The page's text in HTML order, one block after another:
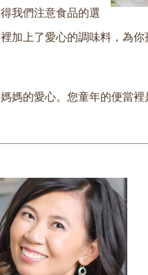
我們注意食品的選
加上了愛心的調味料，為
媽的愛心。您童年的便當裡